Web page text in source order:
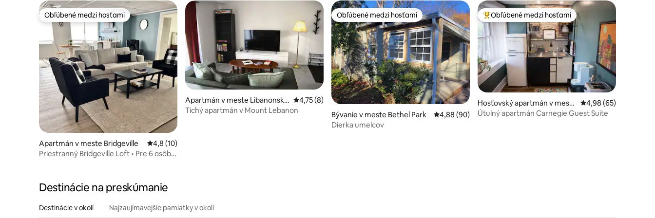
Obľúbené medzi hosťami
Obľúbené medzi hosťami
Apartmán v meste Bridgeville Priemerné ohodnotenie 4,8 z 5, počet hodnotení: 10
4,8 (10)
Priestranný Bridgeville Loft • Pre 6 osôb •
Apartmán v meste Libanonská
hora
Priemerné ohodnotenie 4,75 z 5, počet hodnotení: 8
4,75 (8)
Tichý apartmán v Mount Lebanon
Obľúbené medzi hosťami
Obľúbené medzi hosťami
Bývanie v meste Bethel Park Priemerné ohodnotenie 4,88 z 5, počet hodnotení: 90
4,88 (90)
Dierka umelcov
Najobľúbenejšie medzi hosťami
Obľúbené medzi hosťami
Hosťovský apartmán v meste
Carnegie
Priemerné
4,98 (65)
Útulný apartmán Carnegie Guest Suite
Destinácie na preskúmanie
Destinácie v okolí Najzaujímavejšie pamiatky v okolí